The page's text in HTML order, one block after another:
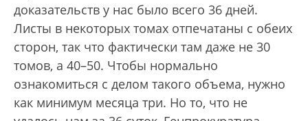
доказательств у нас было всего 36 дней.
Листы в некоторых томах отпечатаны с обеих
сторон, так что фактически там даже не 30
томов, а 40–50. Чтобы нормально
ознакомиться с делом такого объема, нужно
как минимум месяца три. Но то, что не